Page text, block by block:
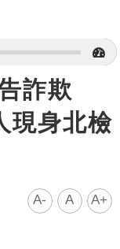
告詐欺
現身北檢
A- A A+